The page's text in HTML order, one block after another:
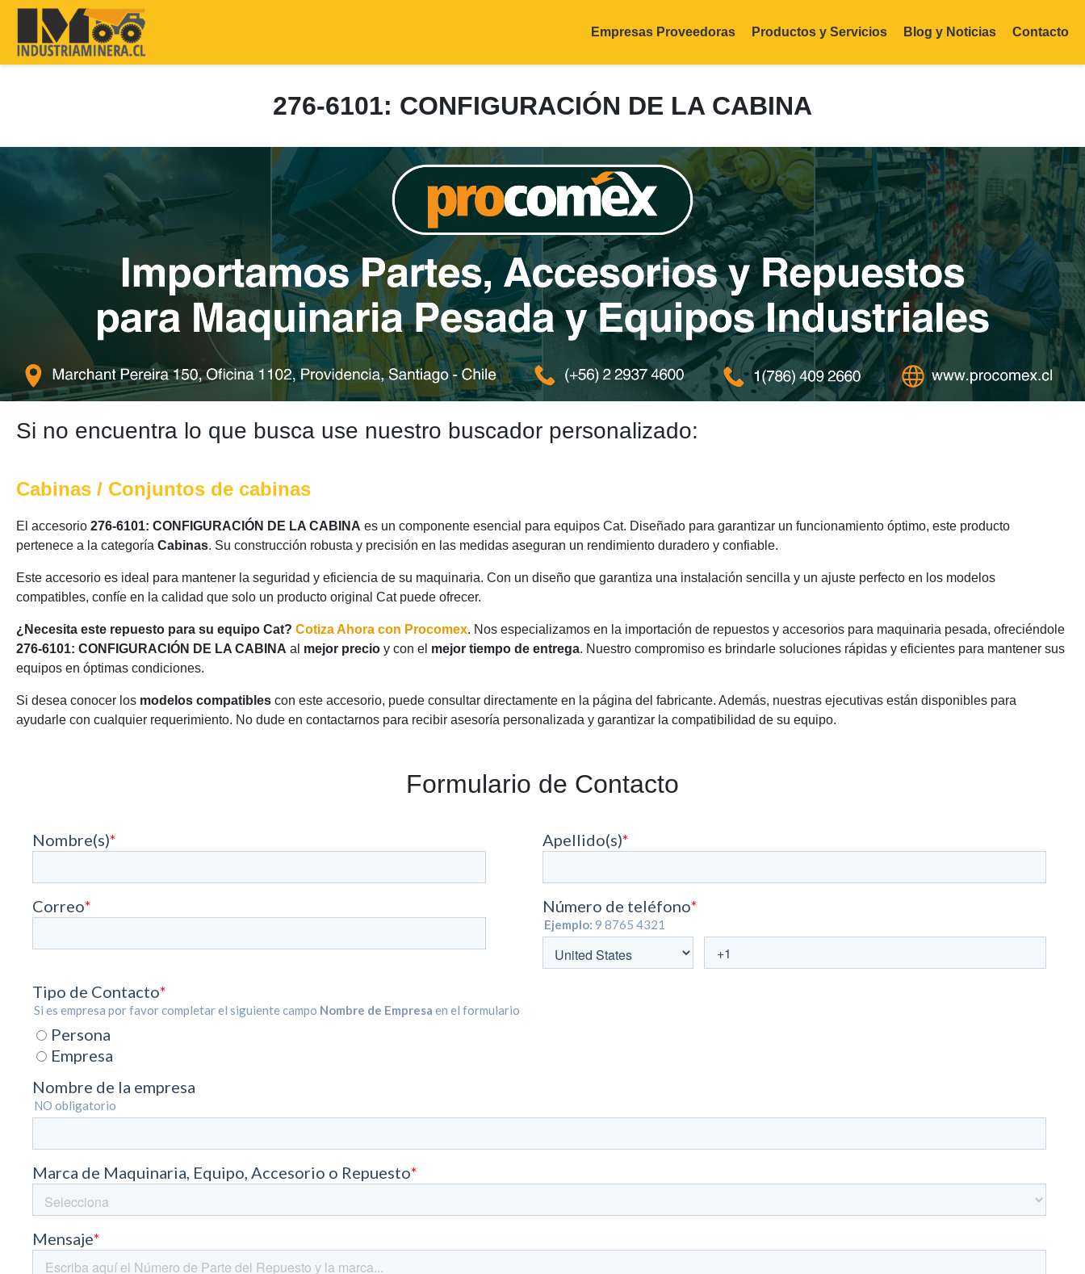
Empresas Proveedoras Productos y Servicios Blog y Noticias Contacto
276-6101: CONFIGURACIÓN DE LA CABINA
Si no encuentra lo que busca use nuestro buscador personalizado:
Cabinas / Conjuntos de cabinas
El accesorio 276-6101: CONFIGURACIÓN DE LA CABINA es un componente esencial para equipos Cat. Diseñado para garantizar un funcionamiento óptimo, este producto
pertenece a la categoría Cabinas. Su construcción robusta y precisión en las medidas aseguran un rendimiento duradero y confiable.
Este accesorio es ideal para mantener la seguridad y eficiencia de su maquinaria. Con un diseño que garantiza una instalación sencilla y un ajuste perfecto en los modelos
compatibles, confíe en la calidad que solo un producto original Cat puede ofrecer.
¿Necesita este repuesto para su equipo Cat? Cotiza Ahora con Procomex. Nos especializamos en la importación de repuestos y accesorios para maquinaria pesada, ofreciéndole
276-6101: CONFIGURACIÓN DE LA CABINA al mejor precio y con el mejor tiempo de entrega. Nuestro compromiso es brindarle soluciones rápidas y eficientes para mantener sus
equipos en óptimas condiciones.
Si desea conocer los modelos compatibles con este accesorio, puede consultar directamente en la página del fabricante. Además, nuestras ejecutivas están disponibles para
ayudarle con cualquier requerimiento. No dude en contactarnos para recibir asesoría personalizada y garantizar la compatibilidad de su equipo.
Formulario de Contacto